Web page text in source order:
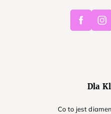
Facebook
Dla
Co to jest